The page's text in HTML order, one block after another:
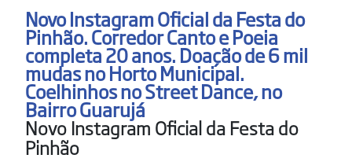
Novo Instagram Oficial da Festa do
Pinhão. Corredor Canto e Poeia
completa 20 anos. Doação de 6 mil
mudas no Horto Municipal.
Coelhinhos no Street Dance, no
Bairro Guarujá
Novo Instagram Oficial da Festa do
Pinhão